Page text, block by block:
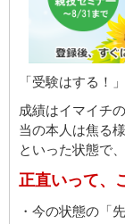
「受験はする！
成績はイマイチの
当の本人は焦る
といった状態で
正直いって、
・今の状態の「